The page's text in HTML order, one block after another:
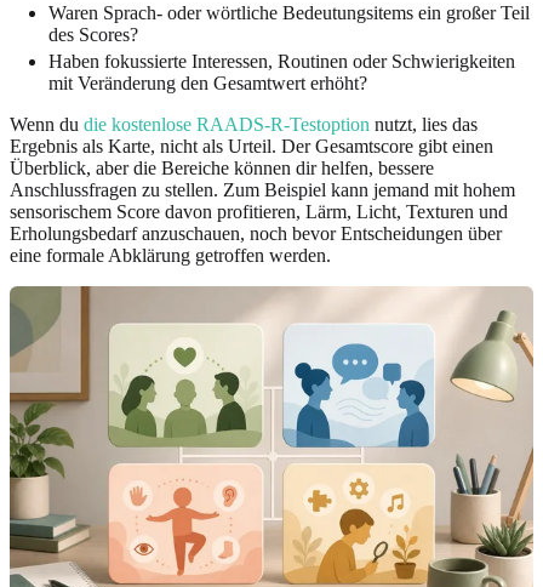
Waren Sprach- oder wörtliche Bedeutungsitems ein großer Teil
des Scores?
Haben fokussierte Interessen, Routinen oder Schwierigkeiten
mit Veränderung den Gesamtwert erhöht?
Wenn du die kostenlose RAADS-R-Testoption nutzt, lies das
Ergebnis als Karte, nicht als Urteil. Der Gesamtscore gibt einen
Überblick, aber die Bereiche können dir helfen, bessere
Anschlussfragen zu stellen. Zum Beispiel kann jemand mit hohem
sensorischem Score davon profitieren, Lärm, Licht, Texturen und
Erholungsbedarf anzuschauen, noch bevor Entscheidungen über
eine formale Abklärung getroffen werden.